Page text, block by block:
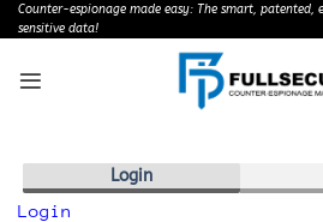
Skip
to
Counter-espionage made easy: The smart,
sensitive data!
Login
Login